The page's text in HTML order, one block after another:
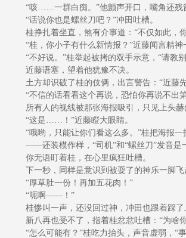
“咳……一群白痴。”他颤声开口，嘴角还残
“话说你也是螺丝刀吧？”冲田吐槽。
桂挣扎着坐直，煞有介事道：“不仅如此，
“桂，你小子有什么新情报？”近藤闻言精神
“不好说。”桂举起被拷的双手示意，“请教
近藤语塞，望着他犹豫不决。
土方却识破了桂的伎俩，出言警告：“近藤
“不信的话看看这个再说，恐怕你再说不出
所有人的视线被那张海报吸引，只见上头
“这是……！”近藤瞪大眼睛。
“哦哟，只能让你们看这么多。”桂把海报
——还装模作样，“司机”和“螺丝刀”发音是
你无语盯着桂，在心里疯狂吐槽。
下一秒，同样是意识到被耍了的神乐一脚飞
“厚草肚一份！再加五花肉！”
“呃啊——！”
桂惨叫一声，还没回过神，冲田也跟着踩了
新八再也受不了，指着桂忿忿吐槽：“为啥
“怎么可能有？”桂吃力抬头，声音虚弱，“